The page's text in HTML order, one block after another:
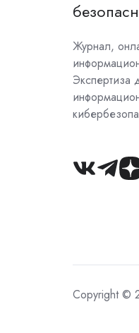
Журнал,
Экспертиза
Copyright ©